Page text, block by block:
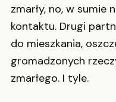
zmarły, no, w sumie
kontaktu. Drugi
do mieszkania,
gromadzonych
zmarłego. I tyle.